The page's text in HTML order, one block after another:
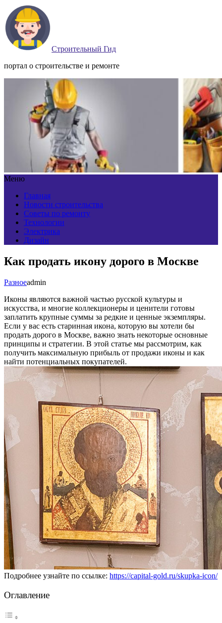
Строительный Гид
портал о строительстве и ремонте
Меню
Главная
Новости строительства
Советы по ремонту
Технологии
Электрика
Дизайн
Как продать икону дорого в Москве
Разноеadmin
Иконы являются важной частью русской культуры и
искусства, и многие коллекционеры и ценители готовы
заплатить крупные суммы за редкие и ценные экземпляры.
Если у вас есть старинная икона, которую вы хотели бы
продать дорого в Москве, важно знать некоторые основные
принципы и стратегии. В этой статье мы рассмотрим, как
получить максимальную прибыль от продажи иконы и как
найти потенциальных покупателей.
Подробнее узнайте по ссылке: https://capital-gold.ru/skupka-icon/
Оглавление